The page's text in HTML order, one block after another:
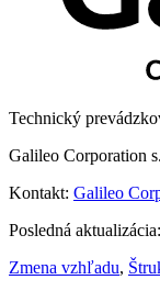
Technický
Galileo Corporation
Kontakt: Galileo
Posledná
Zmena vzhľadu,